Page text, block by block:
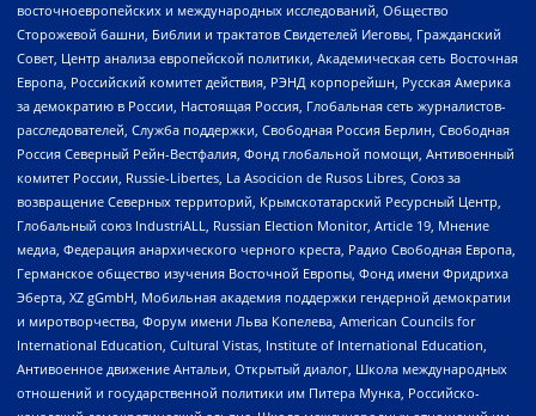
восточноевропейских и международных исследований, Общество
Сторожевой башни, Библии и трактатов Свидетелей Иеговы, Гражданский
Совет, Центр анализа европейской политики, Академическая сеть Восточная
Европа, Российский комитет действия, РЭНД корпорейшн, Русская Америка
за демократию в России, Настоящая Россия, Глобальная сеть журналистов-
расследователей, Служба поддержки, Свободная Россия Берлин, Свободная
Россия Северный Рейн-Вестфалия, Фонд глобальной помощи, Антивоенный
комитет России, Russie-Libertes, La Asocicion de Rusos Libres, Союз за
возвращение Северных территорий, Крымскотатарский Ресурсный Центр,
Глобальный союз IndustriALL, Russian Election Monitor, Article 19, Мнение
медиа, Федерация анархического черного креста, Радио Свободная Европа,
Германское общество изучения Восточной Европы, Фонд имени Фридриха
Эберта, XZ gGmbH, Мобильная академия поддержки гендерной демократии
и миротворчества, Форум имени Льва Копелева, American Councils for
International Education, Cultural Vistas, Institute of International Education,
Антивоенное движение Антальи, Открытый диалог, Школа международных
отношений и государственной политики им Питера Мунка, Российско-